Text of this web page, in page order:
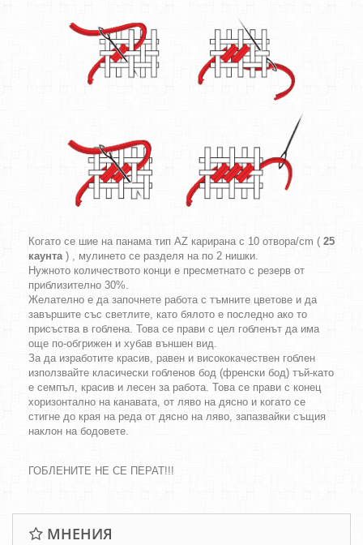
Когато се шие на панама тип AZ карирана с 10 отвора/cm ( 25
каунта) , мулинето се разделя на по 2 нишки.
Нужното количеството конци е пресметнато с резерв от
приблизително 30%.
Желателно е да започнете работа с тъмните цветове и да
завършите със светлите, като бялото е последно ако то
присъства в гоблена. Това се прави с цел гобленът да има
още по-обгрижен и хубав външен вид.
За да изработите красив, равен и висококачествен гоблен
използвайте класически гобленов бод (френски бод) тъй-като
е семпъл, красив и лесен за работа. Това се прави с конец
хоризонтално на канавата, от ляво на дясно и когато се
стигне до края на реда от дясно на ляво, запазвайки същия
наклон на бодовете.
ГОБЛЕНИТЕ НЕ СЕ ПЕРАТ!!!
МНЕНИЯ